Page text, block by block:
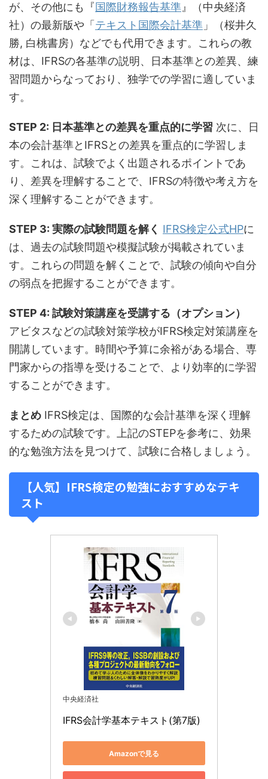
が、その他にも『国際財務報告基準』（中央経済
社）の最新版や「 テキスト国際会計基準 」（桜井久
勝, 白桃書房）などでも代用できます。これらの教
材は、IFRSの各基準の説明、日本基準との差異、練
習問題からなっており、独学での学習に適していま
す。
STEP 2: 日本基準との差異を重点的に学習 次に、日
本の会計基準とIFRSとの差異を重点的に学習しま
す。これは、試験でよく出題されるポイントであ
り、差異を理解することで、IFRSの特徴や考え方を
深く理解することができます。
STEP 3: 実際の試験問題を解く IFRS検定公式HPに
は、過去の試験問題や模擬試験が掲載されていま
す。これらの問題を解くことで、試験の傾向や自分
の弱点を把握することができます。
STEP 4: 試験対策講座を受講する（オプション）
アビタスなどの試験対策学校がIFRS検定対策講座を
開講しています。時間や予算に余裕がある場合、専
門家からの指導を受けることで、より効率的に学習
することができます。
まとめ IFRS検定は、国際的な会計基準を深く理解
するための試験です。上記のSTEPを参考に、効果
的な勉強方法を見つけて、試験に合格しましょう。
【人気】IFRS検定の勉強におすすめなテキ
スト
中央経済社
IFRS会計学基本テキスト(第7版)
Amazonで見る